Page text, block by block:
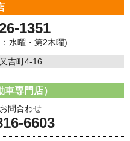
1351
水曜・第2木曜)
吉町4-16
専門店）
問合わせ
6603